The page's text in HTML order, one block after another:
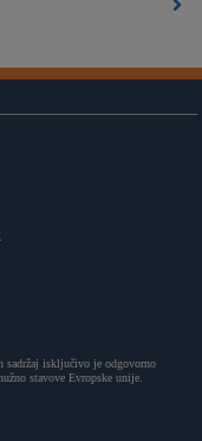
sadržaj isključivo je odgovorno
stavove Evropske unije.